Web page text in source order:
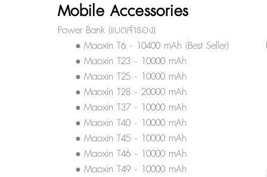
Mobile Accessories
Power Bank (แบตสำรอง)
• Maoxin T6 - 10400 mAh (Best Seller)
• Maoxin T23 - 10000 mAh
• Maoxin T25 - 10000 mAh
• Maoxin T28 - 20000 mAh
• Maoxin T37 - 10000 mAh
• Maoxin T40 - 10000 mAh
• Maoxin T45 - 10000 mAh
• Maoxin T46 - 10000 mAh
• Maoxin T49 - 10000 mAh